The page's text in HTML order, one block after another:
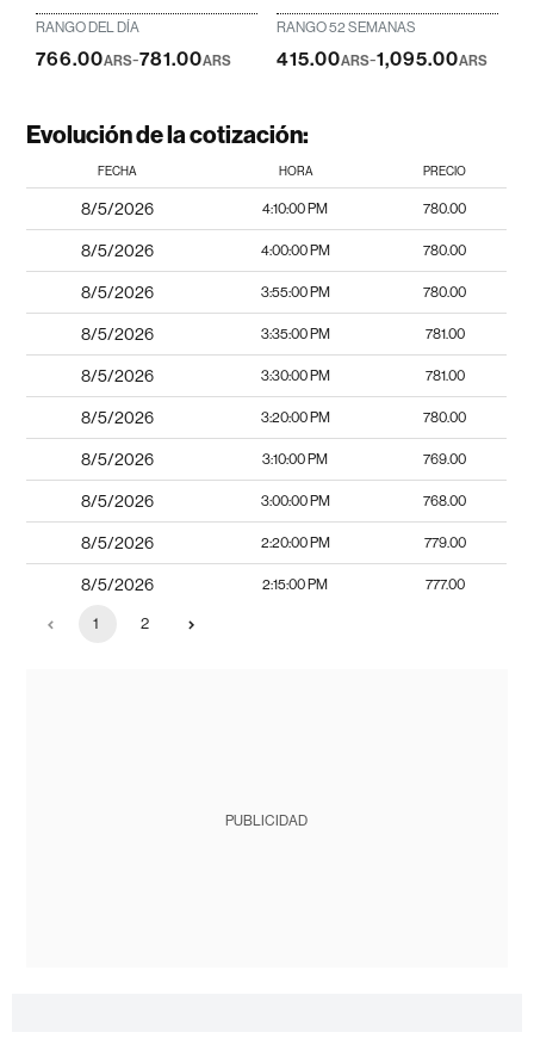
RANGO DEL DÍA
766.00ARS-781.00ARS
RANGO 52 SEMANAS
415.00ARS-1,095.00ARS
Evolución de la cotización:
FECHA HORA PRECIO
8/5/2026 4:10:00 PM 780.00
8/5/2026 4:00:00 PM 780.00
8/5/2026 3:55:00 PM 780.00
8/5/2026 3:35:00 PM 781.00
8/5/2026 3:30:00 PM 781.00
8/5/2026 3:20:00 PM 780.00
8/5/2026 3:10:00 PM 769.00
8/5/2026 3:00:00 PM 768.00
8/5/2026 2:20:00 PM 779.00
8/5/2026 2:15:00 PM 777.00
1 2
PUBLICIDAD